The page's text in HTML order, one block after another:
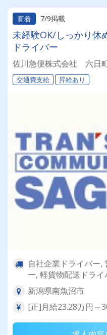
新着 7/9掲載
未経験OK/しっかり
ドライバー
佐川急便株式会社 六日
交通費支給 昇給あり
自社企業ドライバー,
ー, 軽貨物配送ドライ
新潟県南魚沼市
[正]月給23.28万円～